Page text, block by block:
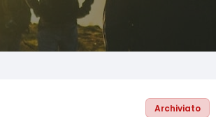
Archiviato